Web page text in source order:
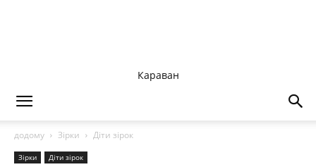
Караван
додому Зірки Діти зірок
Зірки Діти зірок